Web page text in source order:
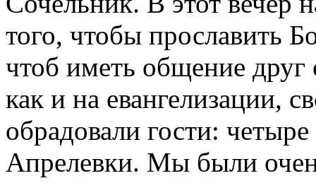
того, чтобы прославить
чтоб иметь общение друг
как и на евангелизации,
обрадовали гости:
Апрелевки. Мы были